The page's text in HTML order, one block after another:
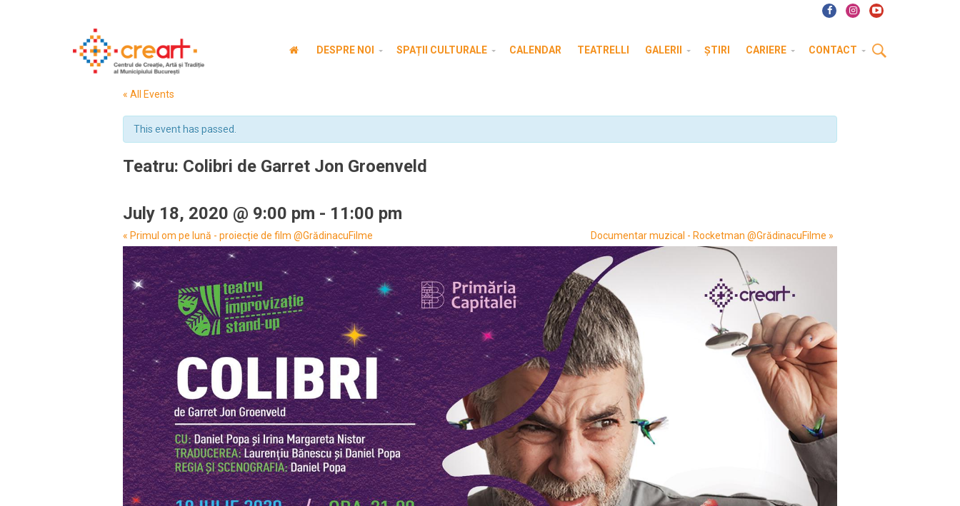
DESPRE NOI SPAȚII CULTURALE CALENDAR TEATRELLI GALERII ȘTIRI CARIERE CONTACT
« All Events
This event has passed.
Teatru: Colibri de Garret Jon Groenveld
July 18, 2020 @ 9:00 pm - 11:00 pm
Event
Navigation
« Primul om pe lună - proiecție de film @GrădinacuFilme Documentar muzical - Rocketman @GrădinacuFilme »